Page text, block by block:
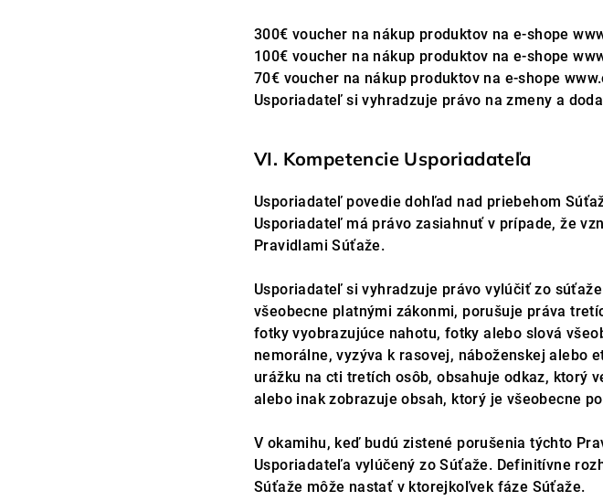
300€ voucher na nákup produktov na e-shope
100€ voucher na nákup produktov na e-shope
70€ voucher na nákup produktov na e-shope
Usporiadateľ si vyhradzuje právo na zmeny a
VI. Kompetencie Usporiadateľa
Usporiadateľ povedie dohľad nad priebehom
Usporiadateľ má právo zasiahnuť v prípade, že
Pravidlami Súťaže.
Usporiadateľ si vyhradzuje právo vylúčiť zo
všeobecne platnými zákonmi, porušuje práva
fotky vyobrazujúce nahotu, fotky alebo slová
nemorálne, vyzýva k rasovej, náboženskej alebo
urážku na cti tretích osôb, obsahuje odkaz, ktorý
alebo inak zobrazuje obsah, ktorý je všeobecne
V okamihu, keď budú zistené porušenia týchto
Usporiadateľa vylúčený zo Súťaže. Definitívne
Súťaže môže nastať v ktorejkoľvek fáze Súťaže.